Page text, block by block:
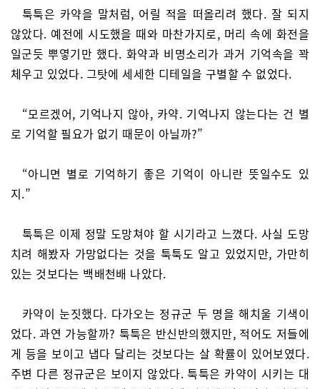
툭툭은 카약을 말처럼, 어릴 적을 떠올리려 했다. 잘 되지
않았다. 예전에 시도했을 때와 마찬가지로, 머리 속에 화전을
일군듯 뿌옇기만 했다. 화약과 비명소리가 과거 기억속을 꽉
체우고 있었다. 그탓에 세세한 디테일을 구별할 수 없었다.
“모르겠어, 기억나지 않아, 카약. 기억나지 않는다는 건 별
로 기억할 필요가 없기 때문이 아닐까?”
“아니면 별로 기억하기 좋은 기억이 아니란 뜻일수도 있
지.”
툭툭은 이제 정말 도망쳐야 할 시기라고 느꼈다. 사실 도망
치려 해봤자 가망없다는 것을 툭툭도 알고 있었지만, 가만히
있는 것보다는 백배천배 나았다.
카약이 눈짓했다. 다가오는 정규군 두 명을 해치울 기색이
었다. 과연 가능할까? 툭툭은 반신반의했지만, 적어도 저들에
게 등을 보이고 냅다 달리는 것보다는 살 확률이 있어보였다.
주변 다른 정규군은 보이지 않았다. 툭툭은 카약이 시키는 대